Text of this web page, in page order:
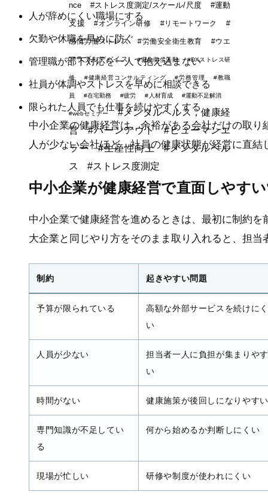
人が辞めにくい職場にする
欠勤や休職を早めに防ぐ
管理職が部下対応を一人で抱え込まない
社員が体調やストレスを早めに相談できる
限られた人員でも仕事を続けやすくする
中小企業の健康経営は、余裕がある会社だけの取り
人が少ない会社ほど、社員の健康状態が経営に直結
中小企業が健康経営で直面しやす
中小企業で健康経営を進めるときは、最初に制約を
大企業と同じやり方をそのまま取り入れると、担
制約 起きやすい問題
予算が限られている
高額な外部サービスを続けにく
い
人員が少ない
担当者一人に負担が集まりやす
い
時間がない 健康施策が後回しになりやすい
専門知識が不足してい
る
何から始めるか判断しにくい
現場が忙しい 研修や制度が使われにくい
nce
#ストレス度測定/スケール/尺度
#運動
支援
#オンライン研修 #リモートワーク #
感情労働ストレス #労働安全衛生教育 #ウエ
アラブルデバイス #安全衛生活動 #DXストレス研
修 #健康経営コンサルティング #労務管理 #教職
員 #在宅勤務 #疲労 #人材育成 #運動不足解消
#webセミナー
#メンタルヘルス，健康経
営
#バーンアウト
#ヒューマンエ
ラー
#生産性向上
#メンタルヘル
ス
#ストレス度測定